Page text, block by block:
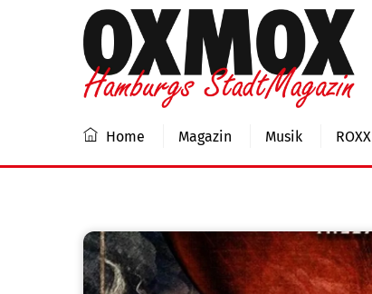
Home Magazin Musik ROXX